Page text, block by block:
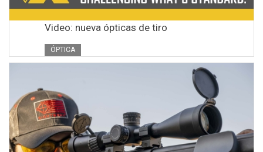
Video: nueva ópticas de tiro
ÓPTICA